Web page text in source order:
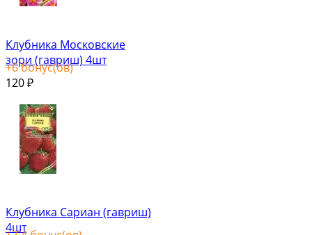
Клубника Московские
зори (гавриш) 4шт
+6бонус(ов)
120 ₽
Клубника Сариан (гавриш)
4шт